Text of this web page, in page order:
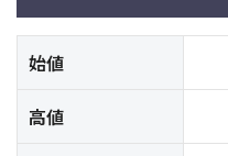
始値
高値